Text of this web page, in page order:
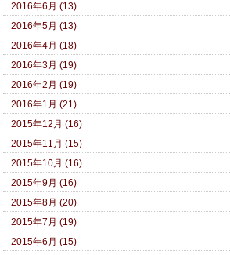
2016年6月 (13)
2016年5月 (13)
2016年4月 (18)
2016年3月 (19)
2016年2月 (19)
2016年1月 (21)
2015年12月 (16)
2015年11月 (15)
2015年10月 (16)
2015年9月 (16)
2015年8月 (20)
2015年7月 (19)
2015年6月 (15)